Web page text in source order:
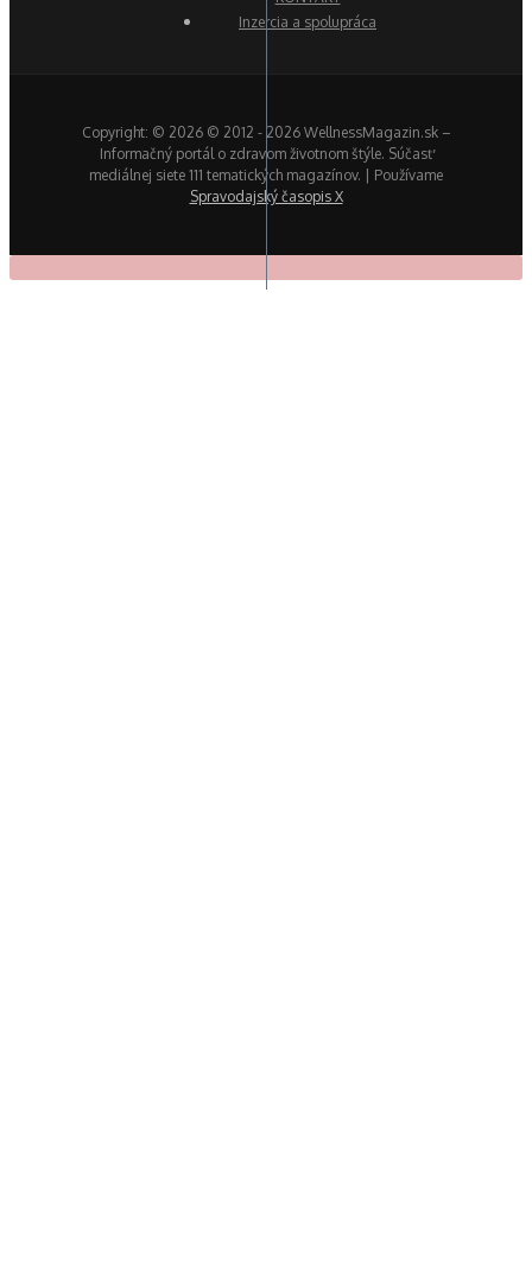
Inzercia a spolupráca
Copyright: © 2026 © 2012 - 2026 WellnessMagazin.sk –
Informačný portál o zdravom životnom štýle. Súčasť
mediálnej siete 111 tematických magazínov. | Používame
Spravodajský časopis X